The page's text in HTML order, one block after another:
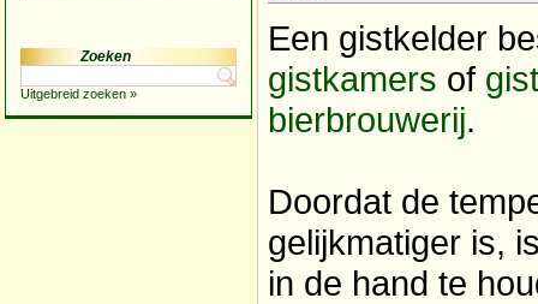
Zoeken
Uitgebreid zoeken »
Een gistkelder
gistkamers of
bierbrouwerij.
Doordat de
gelijkmatiger is,
in de hand te